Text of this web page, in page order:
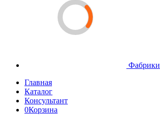
Фабрики
Главная
Каталог
Консультант
0Корзина